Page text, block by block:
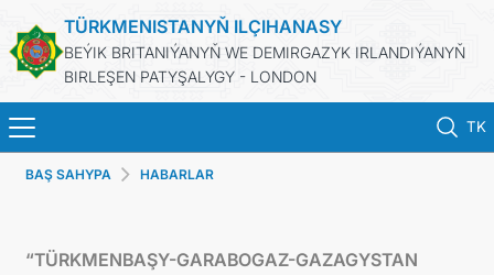
TÜRKMENISTANYŇ ILÇIHANASY
BEÝIK BRITANIÝANYŇ WE DEMIRGAZYK IRLANDIÝANYŇ
BIRLEŞEN PATYŞALYGY - LONDON
TK
BAŞ SAHYPA
BAŞ SAHYPA HABARLAR
“TÜRKMENBAŞY-GARABOGAZ-GAZAGYSTAN